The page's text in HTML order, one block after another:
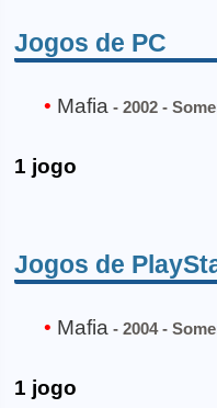
Jogos de PC
Mafia - 2002 -
1 jogo
Jogos de
Mafia - 2004 -
1 jogo